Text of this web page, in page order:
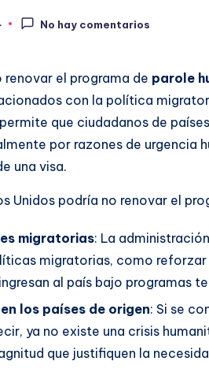
No hay comentarios
el programa de parole
con la política
permite que ciudadanos de
por razones de urgencia
una visa.
Unidos podría no renovar el
migratorias: La
migratorias, como
al país bajo programas
los países de origen: Si se
ya no existe una crisis
que justifiquen la